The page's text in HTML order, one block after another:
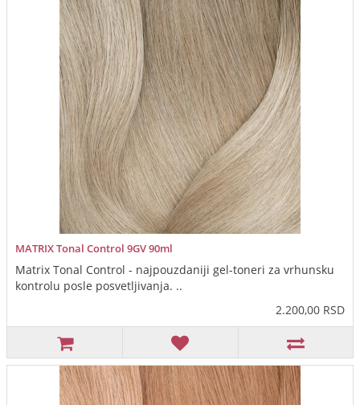
MATRIX Tonal Control 9GV 90ml
Matrix Tonal Control - najpouzdaniji gel-toneri za vrhunsku
kontrolu posle posvetljivanja. ..
2.200,00 RSD